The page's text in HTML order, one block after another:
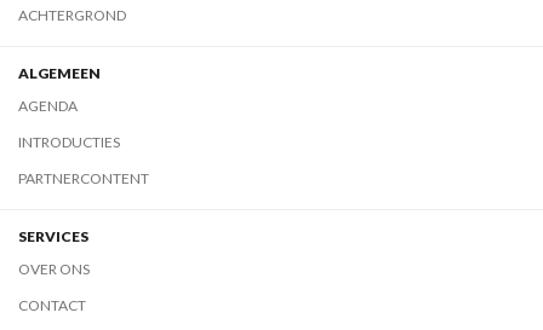
ACHTERGROND
ALGEMEEN
AGENDA
INTRODUCTIES
PARTNERCONTENT
SERVICES
OVER ONS
CONTACT